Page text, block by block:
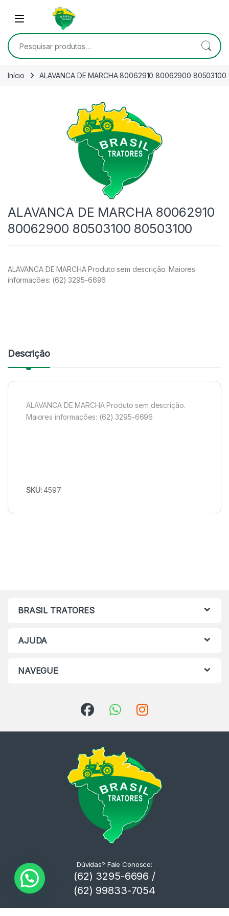
Skip to navigation
Open
Pesquisar por:
Início ALAVANCA DE MARCHA 80062910 80062900
ALAVANCA DE MARCHA 80062910
80062900 80503100 80503100
ALAVANCA DE MARCHA Produto sem descrição. Maiores
informações: (62) 3295-6696
Descrição
ALAVANCA DE MARCHA Produto sem descrição.
Maiores informações: (62) 3295-6696
SKU:4597
BRASIL TRATORES
AJUDA
NAVEGUE
Dúvidas? Fale Conosco:
(62) 3295-6696 /
(62) 99833-7054